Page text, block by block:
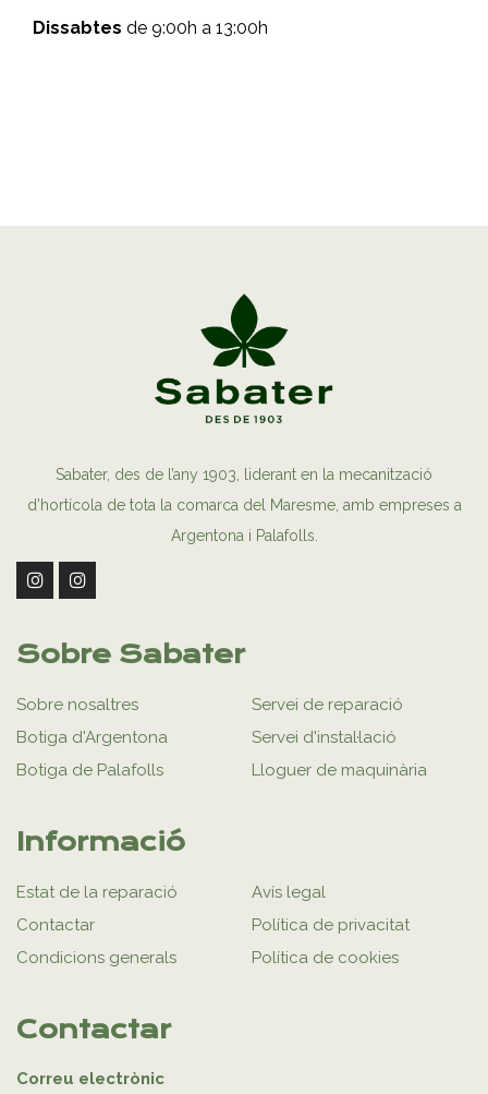
Dissabtes de 9:00h a 13:00h
Sabater, des de l’any 1903, liderant en la mecanització
d’hortícola de tota la comarca del Maresme, amb empreses a
Argentona i Palafolls.
Sobre Sabater
Sobre nosaltres
Botiga d'Argentona
Botiga de Palafolls
Servei de reparació
Servei d'instal·lació
Lloguer de maquinària
Informació
Estat de la reparació
Contactar
Condicions generals
Avís legal
Política de privacitat
Política de cookies
Contactar
Correu electrònic